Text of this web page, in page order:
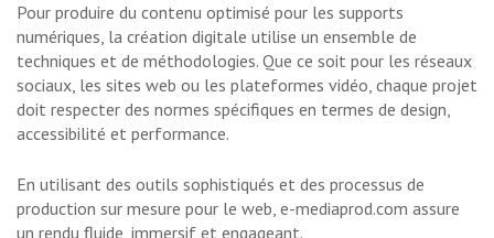
Pour produire du contenu optimisé pour les supports
numériques, la création digitale utilise un ensemble de
techniques et de méthodologies. Que ce soit pour les réseaux
sociaux, les sites web ou les plateformes vidéo, chaque projet
doit respecter des normes spécifiques en termes de design,
accessibilité et performance.
En utilisant des outils sophistiqués et des processus de
production sur mesure pour le web, e-mediaprod.com assure
un rendu fluide, immersif et engageant.